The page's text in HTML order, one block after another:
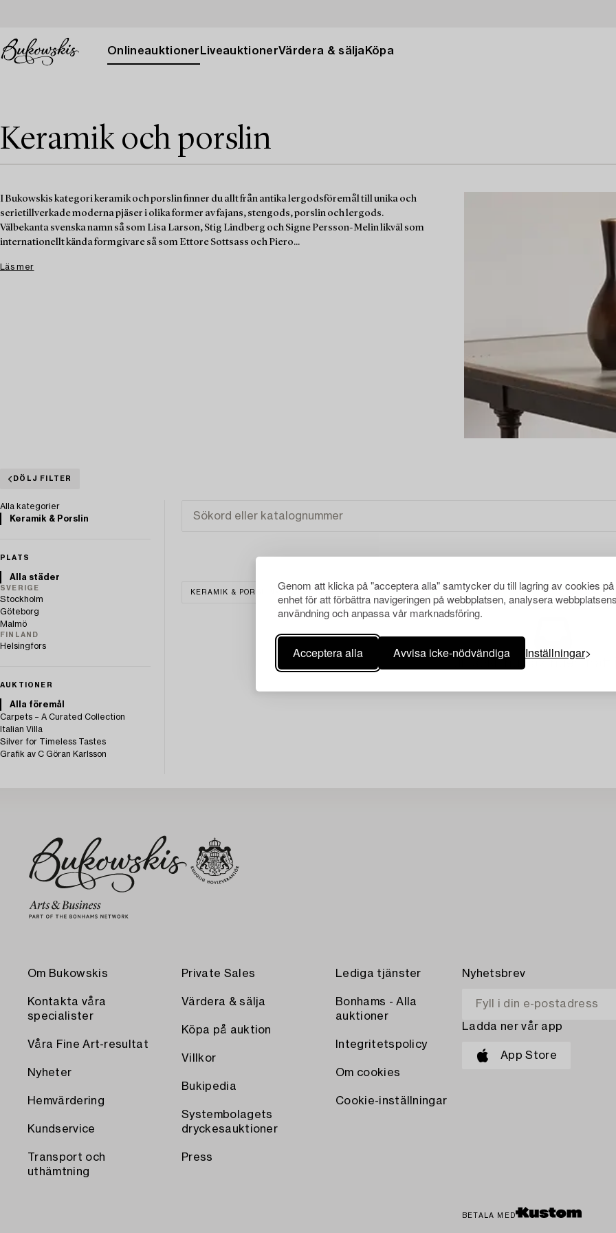
Genom att klicka på "acceptera alla" samtycker du till lagring av cookies
enhet för att förbättra navigeringen på webbplatsen, analysera webbplatsens
användning och anpassa vår marknadsföring.
Acceptera alla Avvisa icke-nödvändiga Inställningar
Onlineauktioner LiveauktionerVärdera & sälja Köpa
Keramik och porslin
I Bukowskis kategori keramik och porslin finner du allt från antika lergodsföremål till unika och
serietillverkade moderna pjäser i olika former av fajans, stengods, porslin och lergods.
Välbekanta svenska namn så som Lisa Larson, Stig Lindberg och Signe Persson-Melin likväl som
internationellt kända formgivare så som Ettore Sottsass och Piero...
Läs mer
DÖLJ FILTER
Alla kategorier
Keramik & Porslin
PLATS
Alla städer
SVERIGE
Stockholm
Göteborg
Malmö
FINLAND
Helsingfors
AUKTIONER
Alla föremål
Carpets – A Curated Collection
Italian Villa
Silver for Timeless Tastes
Grafik av C Göran Karlsson
KERAMIK & PORSLIN
Din sökning gav ingen träff
Om Bukowskis
Kontakta våra
specialister
Våra Fine Art-resultat
Nyheter
Hemvärdering
Kundservice
Transport och
uthämtning
Private Sales
Värdera & sälja
Köpa på auktion
Villkor
Bukipedia
Systembolagets
dryckesauktioner
Press
Lediga tjänster
Bonhams - Alla
auktioner
Integritetspolicy
Om cookies
Cookie-inställningar
Nyhetsbrev
Ladda ner vår app
App Store
BETALA MED